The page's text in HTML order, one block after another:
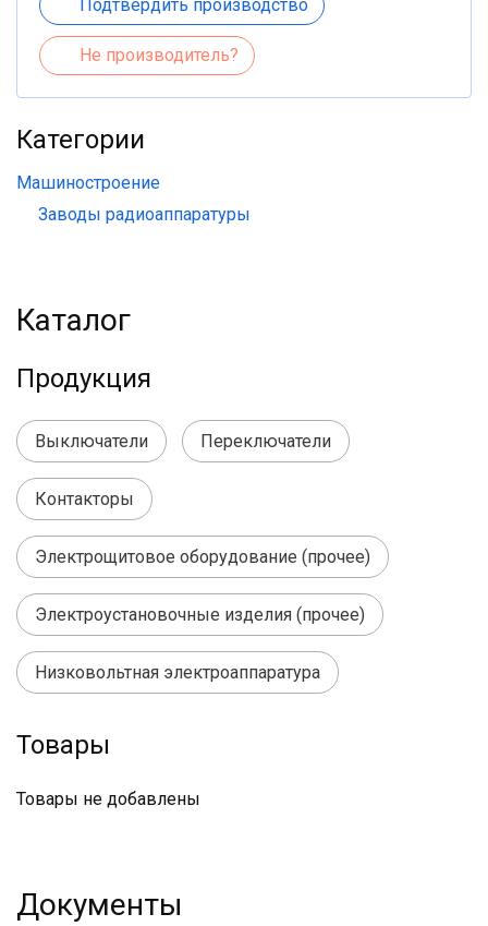
Подтвердить производство
Не производитель?
Категории
Машиностроение
Заводы радиоаппаратуры
Каталог
Продукция
Выключатели Переключатели
Контакторы
Электрощитовое оборудование (прочее)
Электроустановочные изделия (прочее)
Низковольтная электроаппаратура
Товары
Товары не добавлены
Документы